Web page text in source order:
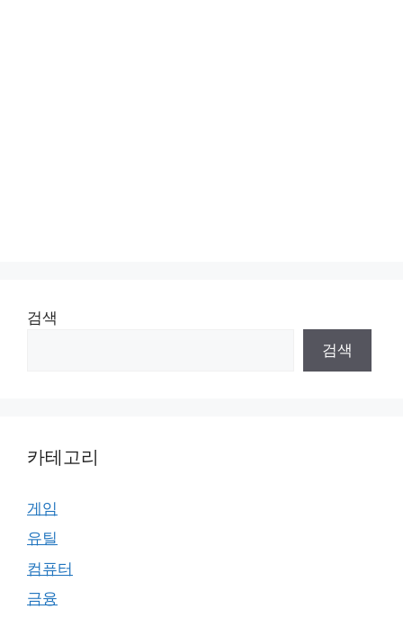
검색
검색
카테고리
게임
유틸
컴퓨터
금융